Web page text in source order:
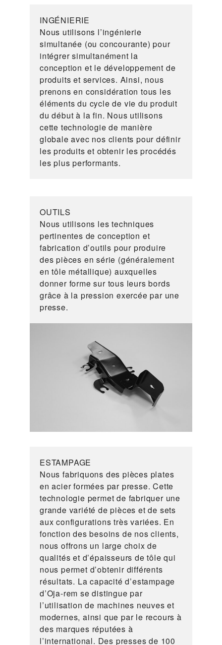
INGÉNIERIE
Nous utilisons l’ingénierie
simultanée (ou concourante) pour
intégrer simultanément la
conception et le développement de
produits et services. Ainsi, nous
prenons en considération tous les
éléments du cycle de vie du produit
du début à la fin. Nous utilisons
cette technologie de manière
globale avec nos clients pour définir
les produits et obtenir les procédés
les plus performants.
OUTILS
Nous utilisons les techniques
pertinentes de conception et
fabrication d’outils pour produire
des pièces en série (généralement
en tôle métallique) auxquelles
donner forme sur tous leurs bords
grâce à la pression exercée par une
presse.
ESTAMPAGE
Nous fabriquons des pièces plates
en acier formées par presse. Cette
technologie permet de fabriquer une
grande variété de pièces et de sets
aux configurations très variées. En
fonction des besoins de nos clients,
nous offrons un large choix de
qualités et d’épaisseurs de tôle qui
nous permet d’obtenir différents
résultats. La capacité d’estampage
d’Oja-rem se distingue par
l’utilisation de machines neuves et
modernes, ainsi que par le recours à
des marques réputées à
l’international. Des presses de 100